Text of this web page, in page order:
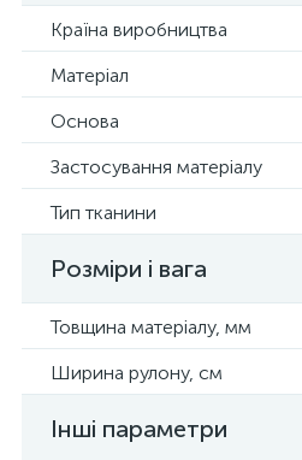
Країна виробництва
Матеріал
Основа
Застосування матеріалу
Тип тканини
Розміри і вага
Товщина матеріалу, мм
Ширина рулону, см
Інші параметри